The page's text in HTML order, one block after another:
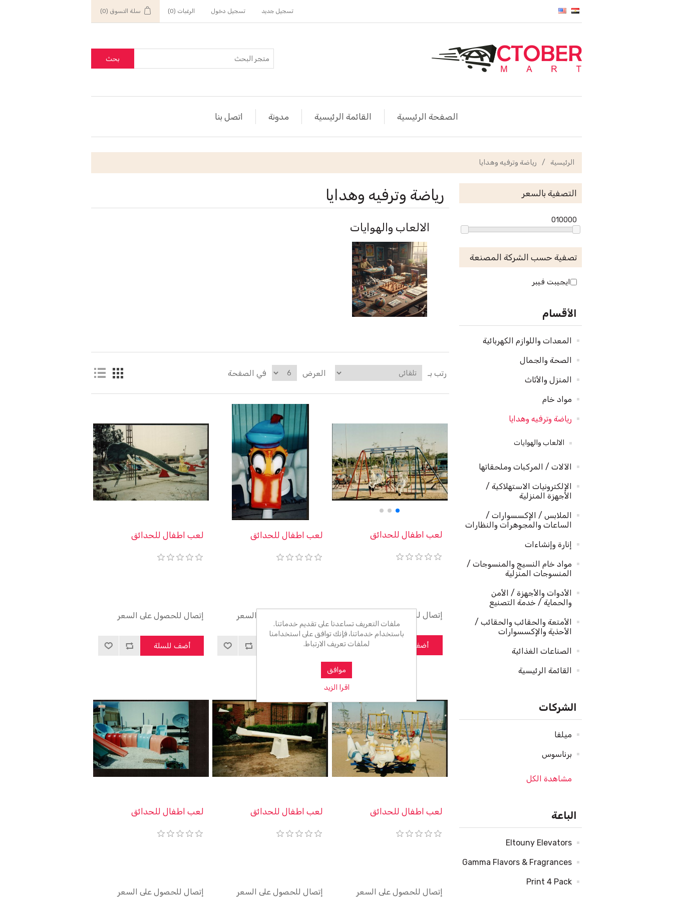
تسجيل جديد تسجيل دخول الرغبات (0) سلة التسوق (0)
بحث
الصفحة الرئيسية القائمة الرئيسية مدونة اتصل بنا
الرئيسية / رياضة وترفيه وهدايا
التصفية بالسعر
010000
تصفية حسب الشركة المصنعة
ايجيبت فيبر
الأقسام
المعدات واللوازم الكهربائية
الصحة والجمال
المنزل والأثاث
مواد خام
رياضة وترفيه وهدايا
الالعاب والهوايات
الآلات / المركبات وملحقاتها
الإلكترونيات الاستهلاكية /
الأجهزة المنزلية
الملابس / الإكسسوارات /
الساعات والمجوهرات والنظارات
إنارة وإنشاءات
مواد خام النسيج والمنسوجات /
المنسوجات المنزلية
الأدوات والأجهزة / الأمن
والحماية / خدمة التصنيع
الأمتعة والحقائب والحقائب /
الأحذية والإكسسوارات
الصناعات الغذائية
القائمة الرئيسية
الشركات
ميلفا
برناسوس
مشاهدة الكل
الباعة
Eltouny Elevators
Gamma Flavors & Fragrances
Print 4 Pack
رياضة وترفيه وهدايا
الالعاب والهوايات
رتب بـ العرض في الصفحة
لعب اطفال للحدائق
إتصال للحصول على السعر
أضف للسلة
لعب اطفال للحدائق
إتصال للحصول على السعر
أضف للسلة
لعب اطفال للحدائق
إتصال للحصول على السعر
أضف للسلة
لعب اطفال للحدائق
إتصال للحصول على السعر
لعب اطفال للحدائق
إتصال للحصول على السعر
لعب اطفال للحدائق
إتصال للحصول على السعر
ملفات التعريف تساعدنا على تقديم خدماتنا.
باستخدام خدماتنا، فإنك توافق على استخدامنا
لملفات تعريف الارتباط.
موافق
اقرا الزيد